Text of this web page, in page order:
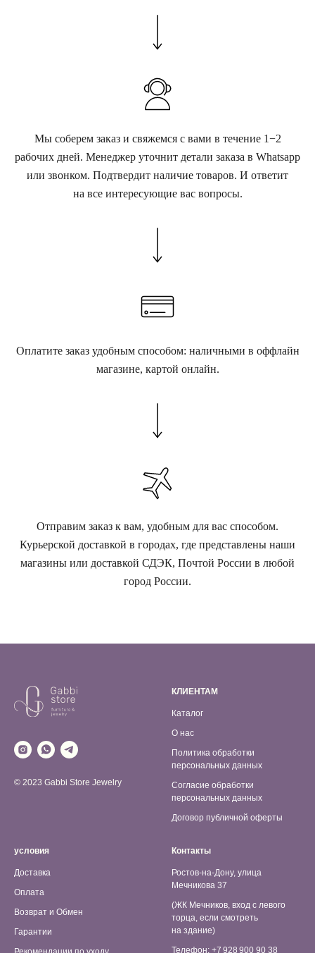
Мы соберем заказ и свяжемся с вами в течение 1−2
рабочих дней. Менеджер уточнит детали заказа в Whatsapp
или звонком. Подтвердит наличие товаров. И ответит
на все интересующие вас вопросы.
Оплатите заказ удобным способом: наличными в оффлайн
магазине, картой онлайн.
Отправим заказ к вам, удобным для вас способом.
Курьерской доставкой в городах, где представлены наши
магазины или доставкой СДЭК, Почтой России в любой
город России.
© 2023 Gabbi Store Jewelry
КЛИЕНТАМ
Каталог
О нас
Политика обработки
персональных данных
Согласие обработки
персональных данных
Договор публичной оферты
условия
Доставка
Оплата
Возврат и Обмен
Гарантии
Контакты
Ростов-на-Дону, улица
Мечникова 37
(ЖК Мечников, вход с левого
торца, если смотреть
на здание)
Телефон: +7 928 900 90 38